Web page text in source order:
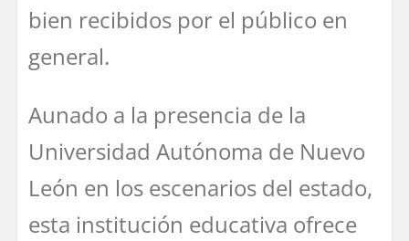
bien recibidos por el público en
general.
Aunado a la presencia de la
Universidad Autónoma de Nuevo
León en los escenarios del estado,
esta institución educativa ofrece